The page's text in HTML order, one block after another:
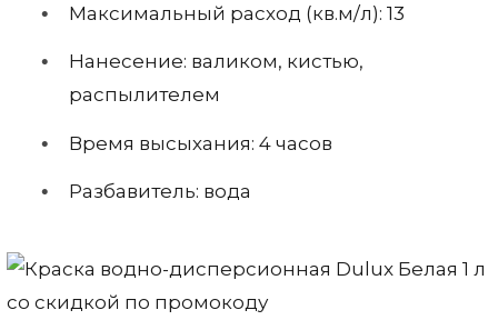
Максимальный расход (кв.м/л): 13
Нанесение: валиком, кистью,
распылителем
Время высыхания: 4 часов
Разбавитель: вода